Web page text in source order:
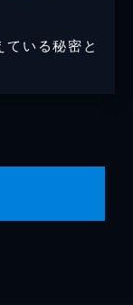
いる秘密と